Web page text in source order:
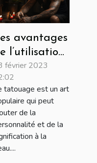
avantages
l’utilisation
l’huile de
après le
février 2023
tatouage est un art
qui peut
de la
et de la
à la